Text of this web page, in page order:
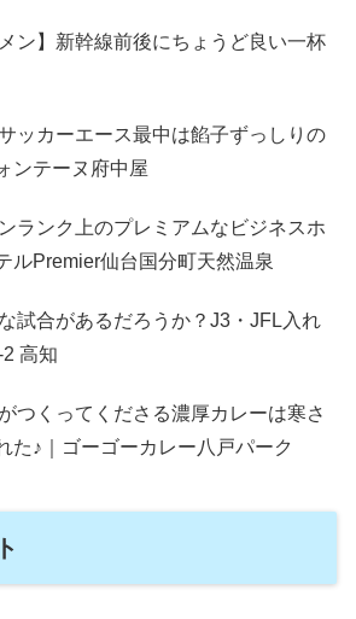
ン】新幹線前後にちょうど良い一杯
ッカーエース最中は餡子ずっしりの
ンテーヌ府中屋
ランク上のプレミアムなビジネスホ
ルPremier仙台国分町天然温泉
試合があるだろうか？J3・JFL入れ
高知
つくってくださる濃厚カレーは寒さ
た♪｜ゴーゴーカレー八戸パーク